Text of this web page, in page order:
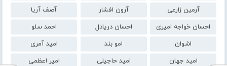
آرمین زارعی
آرون افشار
آصف آریا
احسان خواجه امیری
احسان دریادل
احمد سلو
اشوان
امو بند
امید آمری
امید جهان
امید حاجیلی
امیر اعظمی